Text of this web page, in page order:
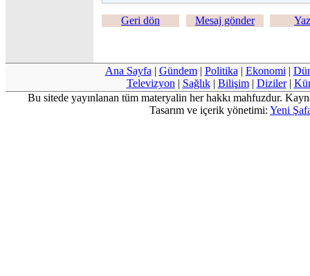
Geri dön Mesaj gönder
Ana Sayfa | Gündem| Politika | Ekonomi |
Televizyon | Sağlık| Bilişim| Diziler|
Bu sitede yayınlanan tüm materyalin her hakkı mahfuzdur.
Tasarım ve içerik yönetimi: Yeni